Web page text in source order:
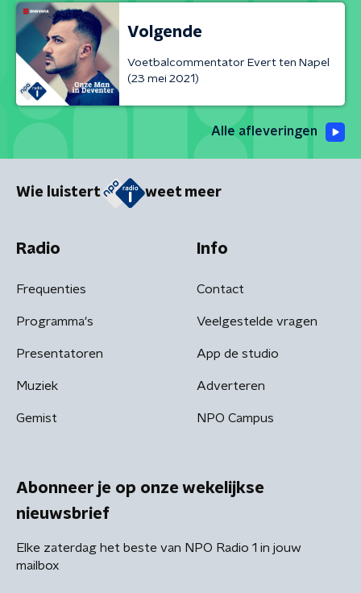
Volgende
Voetbalcommentator Evert ten Napel
(23 mei 2021)
Alle afleveringen
Wie luistert weet meer
Radio
Frequenties
Programma's
Presentatoren
Muziek
Gemist
Info
Contact
Veelgestelde vragen
App de studio
Adverteren
NPO Campus
Abonneer je op onze wekelijkse
nieuwsbrief
Elke zaterdag het beste van NPO Radio 1 in jouw
mailbox